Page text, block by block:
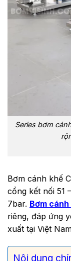
Series bơm
Bơm cánh khế
cổng kết nối 51
7bar. Bơm cánh
riêng, đáp ứng
xuất tại Việt
Nội dung